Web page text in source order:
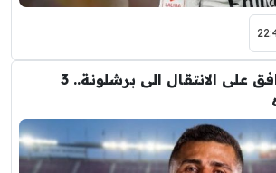
عاجل : رودري يوافق على الانتقال الى برشلونة.. 3